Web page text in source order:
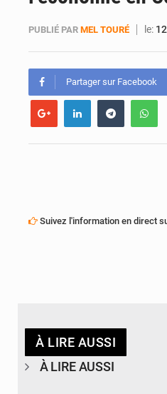
PUBLIÉ PAR MEL TOURÉ le:
Partager sur Facebook
Suivez l'information en direct
À LIRE AUSSI
À LIRE AUSSI